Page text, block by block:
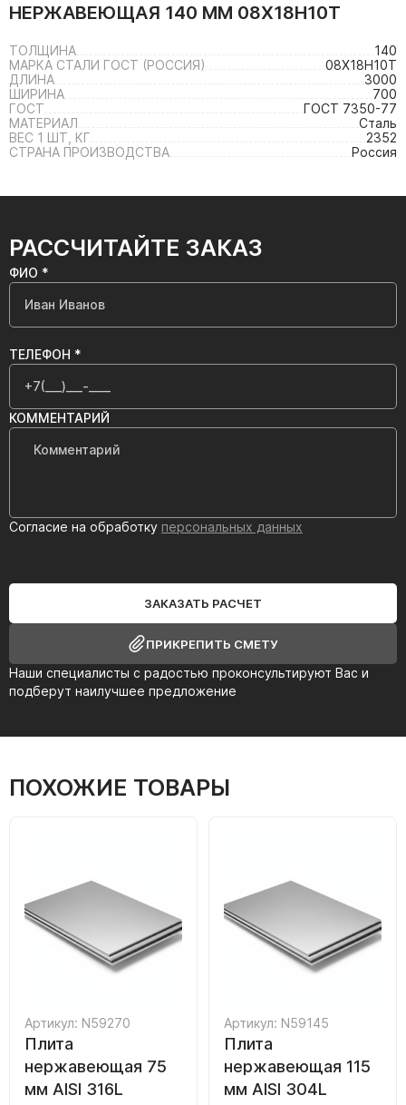
НЕРЖАВЕЮЩАЯ 140 ММ 08Х18Н10Т
ТОЛЩИНА
140
МАРКА СТАЛИ ГОСТ (РОССИЯ)
08Х18Н10Т
ДЛИНА
3000
ШИРИНА
700
ГОСТ
ГОСТ 7350-77
МАТЕРИАЛ
Сталь
ВЕС 1 ШТ, КГ
2352
СТРАНА ПРОИЗВОДСТВА
Россия
РАССЧИТАЙТЕ ЗАКАЗ
Наши специалисты с радостью проконсультируют Вас и
подберут наилучшее предложение
ФИО *
ТЕЛЕФОН *
КОММЕНТАРИЙ
Согласие на обработку персональных данных
ЗАКАЗАТЬ РАСЧЕТ
ПРИКРЕПИТЬ СМЕТУ
ПОХОЖИЕ ТОВАРЫ
Артикул: N59270
Плита
нержавеющая 75
мм AISI 316L
Артикул: N59145
Плита
нержавеющая 115
мм AISI 304L